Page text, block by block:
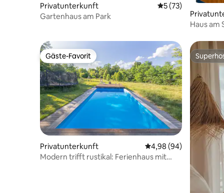
Privatunterkunft Durchschnittliche
5 (73)
Gartenhaus am Park
Haus am
Gäste-Favorit
Gäste-Favorit
Privatunterkunft Durchschnittliche
4,98 (94)
Modern trifft rustikal: Ferienhaus mit